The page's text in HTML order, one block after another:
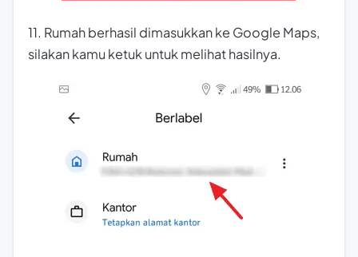
11. Rumah berhasil dimasukkan ke Google Maps,
silakan kamu ketuk untuk melihat hasilnya.